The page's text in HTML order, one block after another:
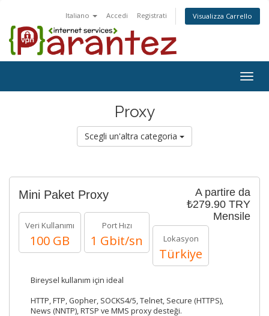
Italiano Accedi Registrati Visualizza Carrello
Proxy
Scegli un'altra categoria
A partire da
₺279.90 TRY
Mensile
Mini Paket Proxy
Veri Kullanımı
100 GB
Port Hızı
1 Gbit/sn Lokasyon
Türkiye
Bireysel kullanım için ideal
HTTP, FTP, Gopher, SOCKS4/5, Telnet, Secure (HTTPS),
News (NNTP), RTSP ve MMS proxy desteği.